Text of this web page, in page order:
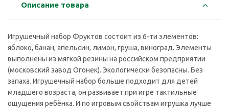
Описание товара
Игрушечный набор Фруктов состоит из 6-ти элементов:
яблоко, банан, апельсин, лимон, груша, виноград. Элементы
выполнены из мягкой резины на российском предприятии
(московский завод Огонек). Экологически безопасны. Без
запаха. Игрушечный набор больше подходит для детей
младшего возраста, он развивает при игре тактильные
ощущения ребёнка. И по игровым свойствам игрушка лучше